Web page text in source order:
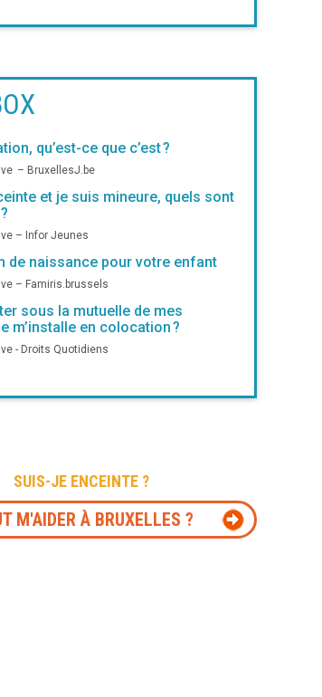
qu’est-ce que c’est ?
– BruxellesJ.be
et je suis mineure, quels sont
– Infor Jeunes
de naissance pour votre enfant
– Famiris.brussels
sous la mutuelle de mes
m’installe en colocation ?
- Droits Quotidiens
SUIS-JE ENCEINTE ?
M'AIDER À BRUXELLES ?